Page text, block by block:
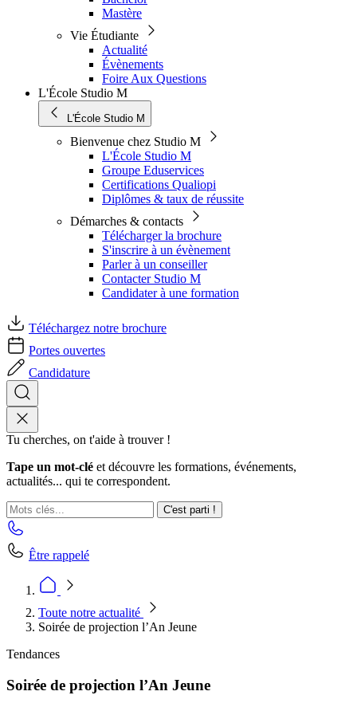
Mastère
Vie Étudiante
Actualité
Évènements
Foire Aux Questions
L'École Studio M
L'École Studio M
Bienvenue chez Studio M
L'École Studio M
Groupe Eduservices
Certifications Qualiopi
Diplômes & taux de réussite
Démarches & contacts
Télécharger la brochure
S'inscrire à un évènement
Parler à un conseiller
Contacter Studio M
Candidater à une formation
Téléchargez notre brochure
Portes ouvertes
Candidature
Tu cherches, on t'aide à trouver !
Tape un mot-clé et découvre les formations, événements,
actualités... qui te correspondent.
C'est parti !
Être rappelé
Toute notre actualité
Soirée de projection l’An Jeune
Tendances
Soirée de projection l’An Jeune